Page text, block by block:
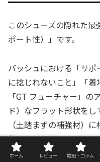
このシューズの隠れた
ポート性）」です。
バッシュにおける「サ
に捻じれないこと」「着
「GT フューチャー」
ド）なフラット形状を
（土踏まずの補強材）
保されています。
ホーム レビュー 雑記・コラム